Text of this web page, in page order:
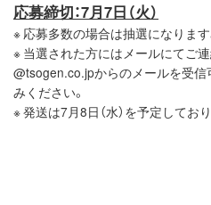
応募締切：7月7日（火）
※ 応募多数の場合は抽選になります
※ 当選された方にはメールにてご連
@tsogen.co.jpからのメールを受
みください。
※ 発送は7月8日（水）を予定しており